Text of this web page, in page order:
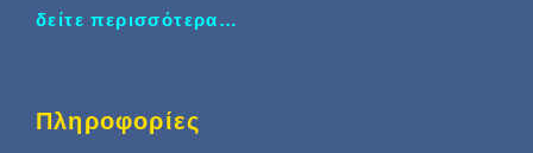
δείτε περισσότερα…
Πληροφορίες